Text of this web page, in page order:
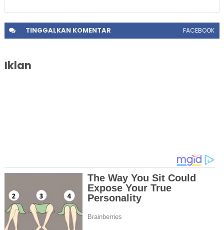
TINGGALKANKOMENTAR FACEBOOK
Iklan